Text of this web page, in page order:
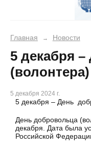
Главная → Новости
5 декабря
(волонтера)
5 декабря 2024 г.
5 декабря – День
День добровольца
декабря. Дата была
Российской